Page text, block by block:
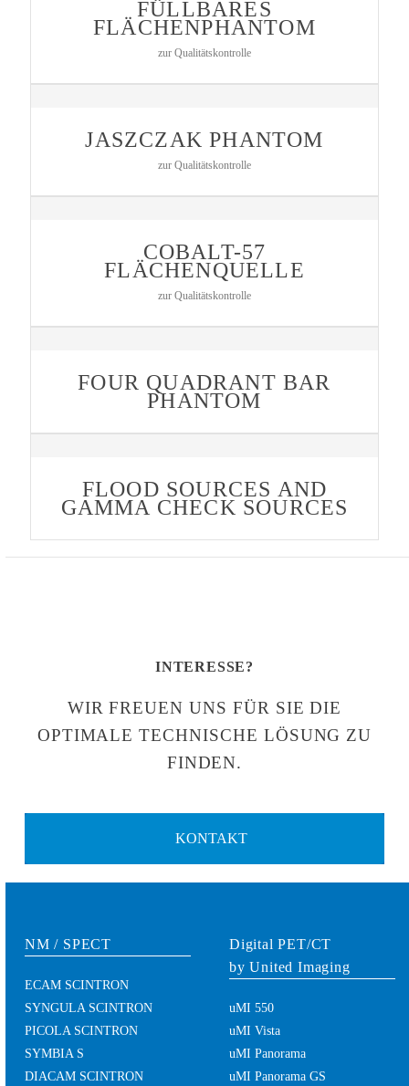
FÜLLBARES
FLÄCHENPHANTOM
zur Qualitätskontrolle
JASZCZAK PHANTOM
zur Qualitätskontrolle
COBALT-57
FLÄCHENQUELLE
zur Qualitätskontrolle
FOUR QUADRANT BAR
PHANTOM
FLOOD SOURCES AND
GAMMA CHECK SOURCES
INTERESSE?
WIR FREUEN UNS FÜR SIE DIE
OPTIMALE TECHNISCHE LÖSUNG ZU
FINDEN.
KONTAKT
NM / SPECT
ECAM SCINTRON
SYNGULA SCINTRON
PICOLA SCINTRON
SYMBIA S
DIACAM SCINTRON
Digital PET/CT
by United Imaging
uMI 550
uMI Vista
uMI Panorama
uMI Panorama GS